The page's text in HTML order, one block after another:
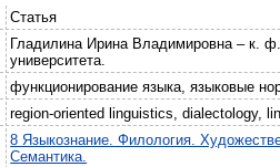
Статья
Гладилина Ирина Владимировна – к.
университета.
функционирование языка, языковые
region-oriented linguistics, dialectology,
8 Языкознание. Филология.
Семантика.